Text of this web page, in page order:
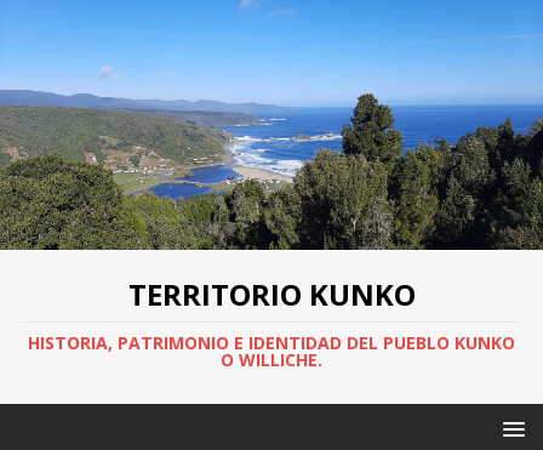
TERRITORIO KUNKO
HISTORIA, PATRIMONIO E IDENTIDAD DEL PUEBLO KUNKO
O WILLICHE.